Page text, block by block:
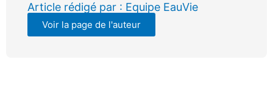
Article rédigé par : Equipe EauVie
Voir la page de l'auteur